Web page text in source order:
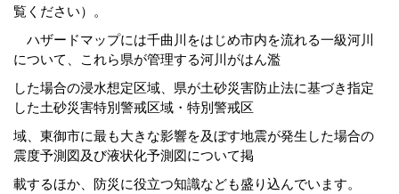
覧ください）。
ハザードマップには千曲川をはじめ市内を流れる一級河川
について、これら県が管理する河川がはん濫
した場合の浸水想定区域、 県が土砂災害防止法に基づき指定
した土砂災害特別警戒区域・特別警戒区
域、東御市に最も大きな影響を及ぼす地震が発生した場合の
震度予測図及び液状化予測図について掲
載するほか、 防災に役立つ知識なども盛り込んでいます。